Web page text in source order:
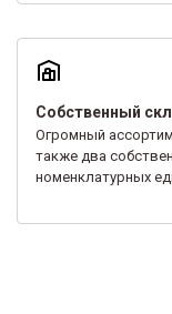
Собственный
Огромный
также два
номенклатурных